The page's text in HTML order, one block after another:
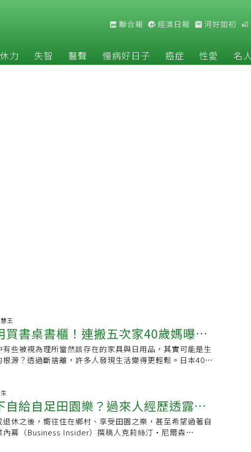
聯合報 經濟日報 河好如初
力 失智 醫聲 慢病好日子 癌症 性愛 名人
王
買書桌書櫃！連搬五次家40歲媽曝可
家物品
些被視為理所當然該存在的家具與日用品，其實可能是生
源？透過斷捨離，許多人發現生活變得更輕鬆。日本40多
。書櫃其實不需要 沒有大型家具的舒適與安心感Kana表示
的「轉勤族」，大約每兩年就要搬一次家。由於搬家地點
每次都不盡相同，開始有意識地減少占空間的大型家具。
捨棄如微波爐架、書架等占空間的家具。取而代之，改用
可靈活運用的收納道具取代書櫃。這樣一來，不僅節省空
自給自足田園樂？過來人經歷透露浪
休之後，嚮往住在鄉村、享受田園之樂，甚至希望過著自
內幕（Business Insider）撰稿人克莉絲汀·尼爾森